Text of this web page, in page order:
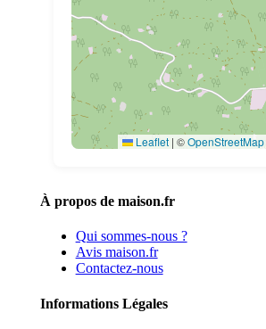
Leaflet | ©OpenStreetMap
À propos de maison.fr
Qui sommes-nous ?
Avis maison.fr
Contactez-nous
Informations Légales